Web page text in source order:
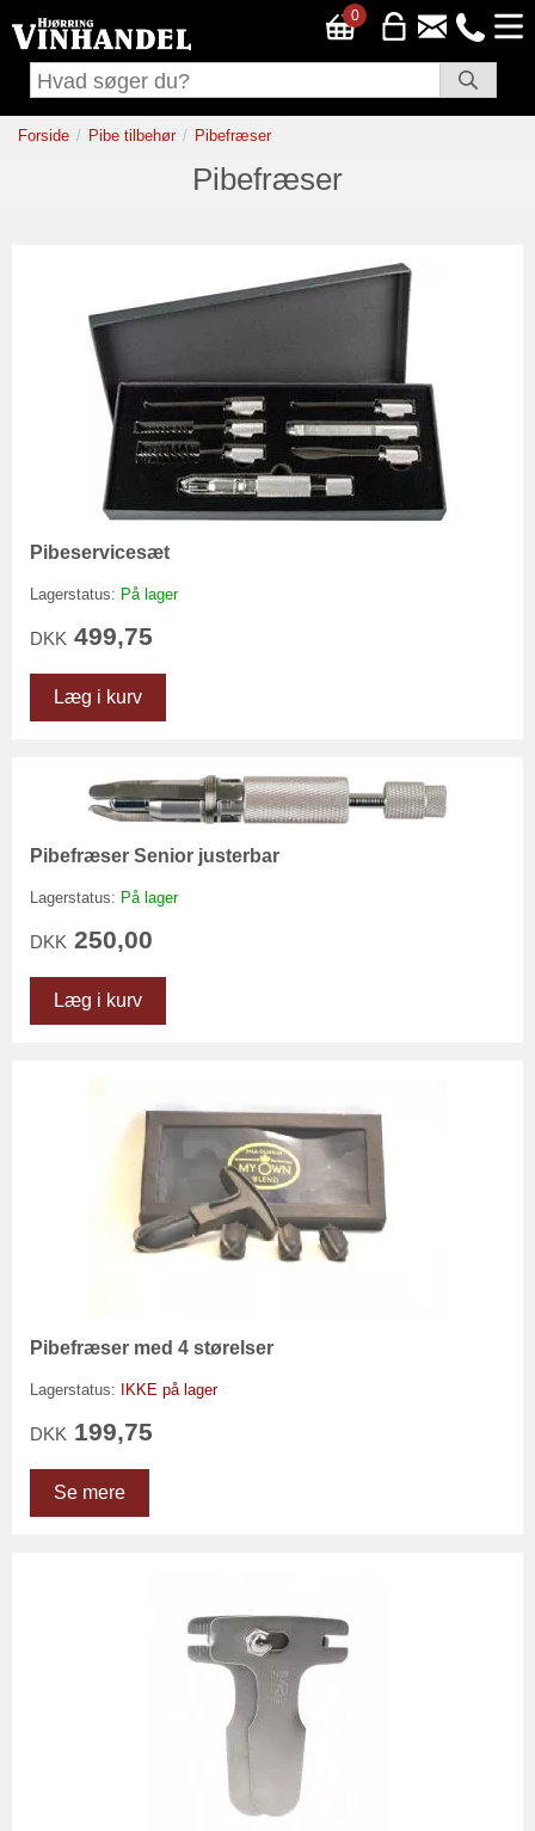
0
Forside Pibe tilbehør Pibefræser
Pibefræser
Pibeservicesæt
Lagerstatus: På lager
DKK 499,75
Læg i kurv
Pibefræser Senior justerbar
Lagerstatus: På lager
DKK 250,00
Læg i kurv
Pibefræser med 4 størelser
Lagerstatus: IKKE på lager
DKK 199,75
Se mere